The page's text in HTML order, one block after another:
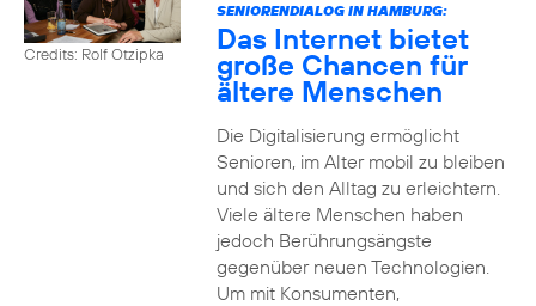
Credits: Rolf Otzipka
SENIORENDIALOG IN HAMBURG:
Das Internet bietet
große Chancen für
ältere Menschen
Die Digitalisierung ermöglicht
Senioren, im Alter mobil zu bleiben
und sich den Alltag zu erleichtern.
Viele ältere Menschen haben
jedoch Berührungsängste
gegenüber neuen Technologien.
Um mit Konsumenten,